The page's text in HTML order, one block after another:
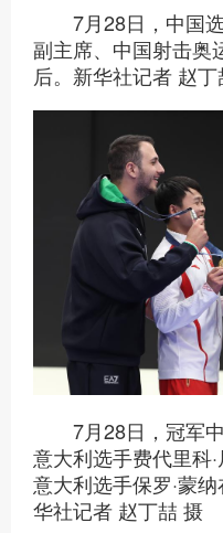
7月28日，中国选
副主席、中国射击奥
后。新华社记者 赵
7月28日，冠军中
意大利选手费代里科
意大利选手保罗·蒙
华社记者 赵丁喆 摄